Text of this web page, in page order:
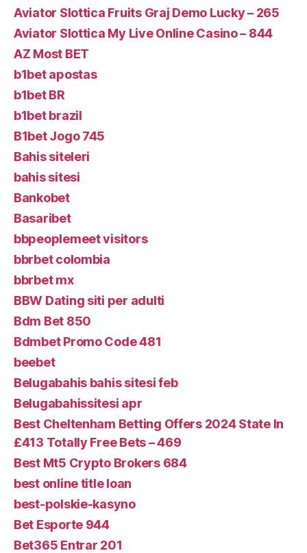
Aviator Slottica Fruits Graj Demo Lucky – 265
Aviator Slottica My Live Online Casino – 844
AZ Most BET
b1bet apostas
b1bet BR
b1bet brazil
B1bet Jogo 745
Bahis siteleri
bahis sitesi
Bankobet
Basaribet
bbpeoplemeet visitors
bbrbet colombia
bbrbet mx
BBW Dating siti per adulti
Bdm Bet 850
Bdmbet Promo Code 481
beebet
Belugabahis bahis sitesi feb
Belugabahissitesi apr
Best Cheltenham Betting Offers 2024 State In
£413 Totally Free Bets – 469
Best Mt5 Crypto Brokers 684
best online title loan
best-polskie-kasyno
Bet Esporte 944
Bet365 Entrar 201